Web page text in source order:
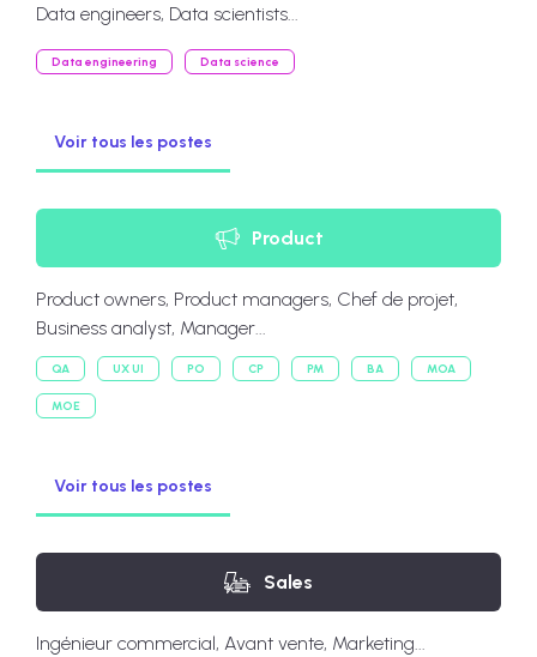
Data engineers, Data scientists...
Data engineering Data science
Voir tous les postes
Product
Product owners, Product managers, Chef de projet,
Business analyst, Manager...
QA UX UI PO CP PM BA MOA
MOE
Voir tous les postes
Sales
Ingénieur commercial, Avant vente, Marketing...